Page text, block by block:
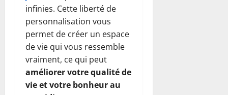
infinies. Cette liberté de
personnalisation vous
permet de créer un espace
de vie qui vous ressemble
vraiment, ce qui peut
améliorer votre qualité de
vie et votre bonheur au